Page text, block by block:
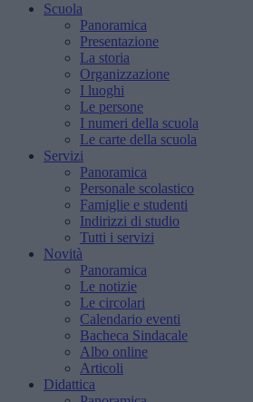
Scuola
Panoramica
Presentazione
La storia
Organizzazione
I luoghi
Le persone
I numeri della scuola
Le carte della scuola
Servizi
Panoramica
Personale scolastico
Famiglie e studenti
Indirizzi di studio
Tutti i servizi
Novità
Panoramica
Le notizie
Le circolari
Calendario eventi
Bacheca Sindacale
Albo online
Articoli
Didattica